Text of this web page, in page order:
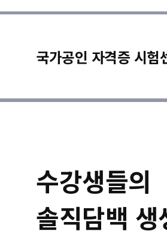
국가공인 자격증 시험
수강생들의
솔직담백